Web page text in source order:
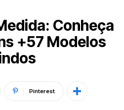
Conheça
+57 Modelos
Pinterest